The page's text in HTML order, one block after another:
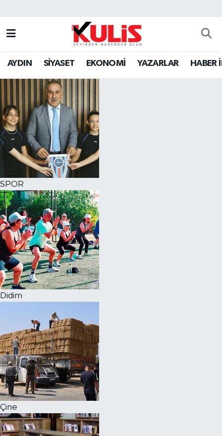
AYDIN SİYASET EKONOMİ YAZARLAR HABER
SPOR
Didim
Çine